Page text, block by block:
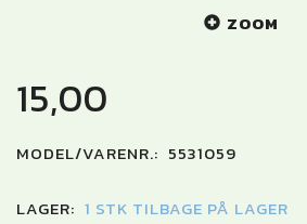
ZOOM
15,00
MODEL/VARENR.: 5531059
LAGER: 1 STK TILBAGE PÅ LAGER